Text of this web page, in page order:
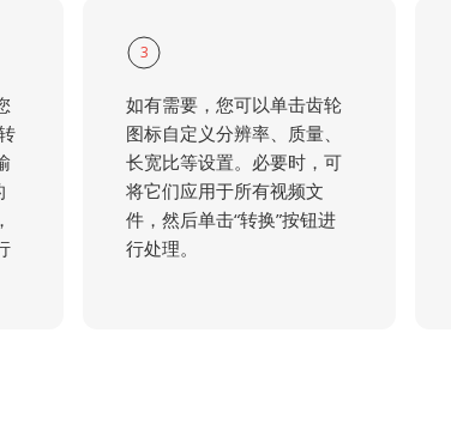
3
如有需要，您可以单击齿轮
图标自定义分辨率、质量、
长宽比等设置。必要时，可
将它们应用于所有视频文
件，然后单击“转换”按钮进
行处理。